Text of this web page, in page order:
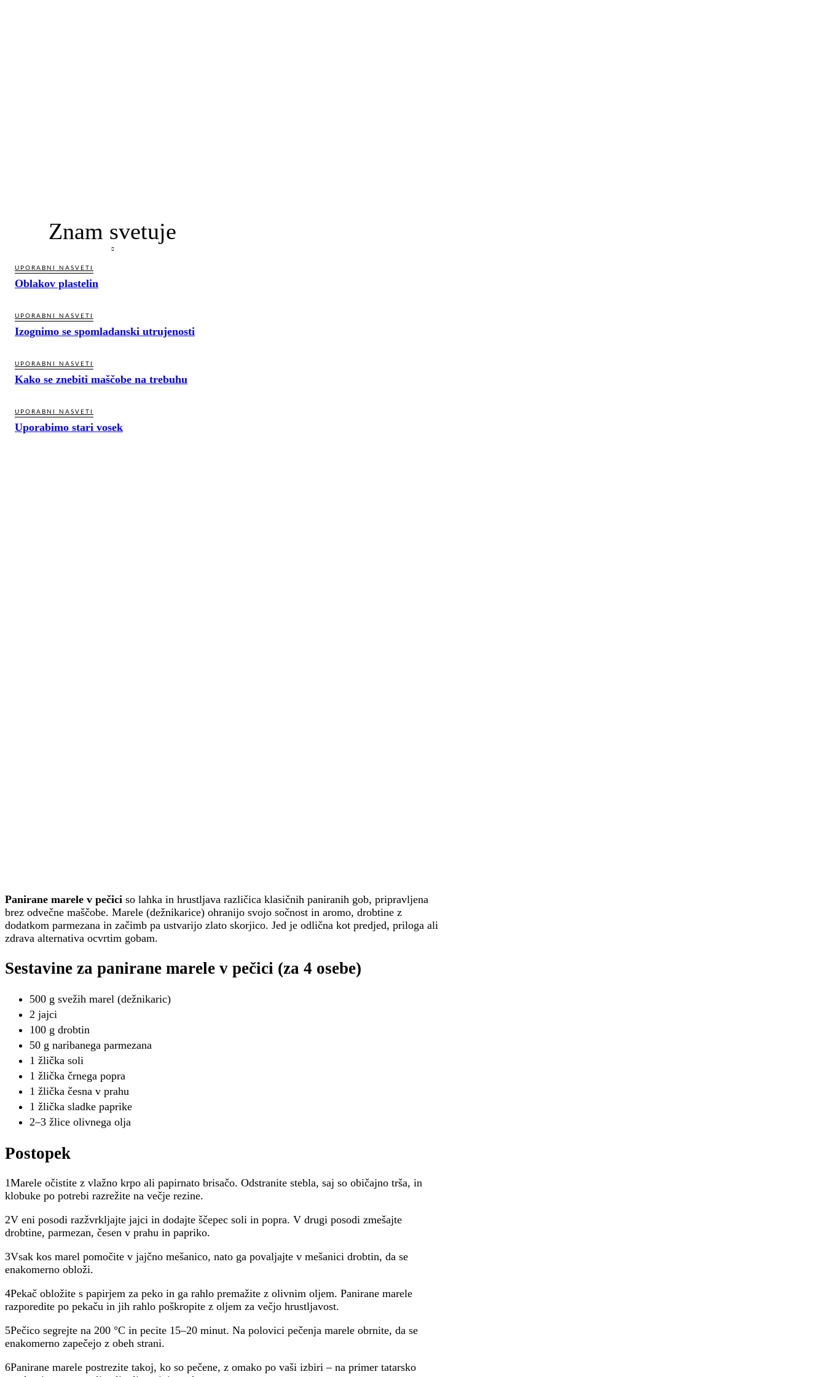
Znam svetuje
UPORABNI NASVETI
Oblakov plastelin
UPORABNI NASVETI
Izognimo se spomladanski utrujenosti
UPORABNI NASVETI
Kako se znebiti maščobe na trebuhu
UPORABNI NASVETI
Uporabimo stari vosek
Panirane marele v pečici so lahka in hrustljava različica klasičnih paniranih gob, pripravljena
brez odvečne maščobe. Marele (dežnikarice) ohranijo svojo sočnost in aromo, drobtine z
dodatkom parmezana in začimb pa ustvarijo zlato skorjico. Jed je odlična kot predjed, priloga ali
zdrava alternativa ocvrtim gobam.
Sestavine za panirane marele v pečici (za 4 osebe)
500 g svežih marel (dežnikaric)
2 jajci
100 g drobtin
50 g naribanega parmezana
1 žlička soli
1 žlička črnega popra
1 žlička česna v prahu
1 žlička sladke paprike
2–3 žlice olivnega olja
Postopek
1Marele očistite z vlažno krpo ali papirnato brisačo. Odstranite stebla, saj so običajno trša, in
klobuke po potrebi razrežite na večje rezine.
2V eni posodi razžvrkljajte jajci in dodajte ščepec soli in popra. V drugi posodi zmešajte
drobtine, parmezan, česen v prahu in papriko.
3Vsak kos marel pomočite v jajčno mešanico, nato ga povaljajte v mešanici drobtin, da se
enakomerno obloži.
4Pekač obložite s papirjem za peko in ga rahlo premažite z olivnim oljem. Panirane marele
razporedite po pekaču in jih rahlo poškropite z oljem za večjo hrustljavost.
5Pečico segrejte na 200 °C in pecite 15–20 minut. Na polovici pečenja marele obrnite, da se
enakomerno zapečejo z obeh strani.
6Panirane marele postrezite takoj, ko so pečene, z omako po vaši izbiri – na primer tatarsko